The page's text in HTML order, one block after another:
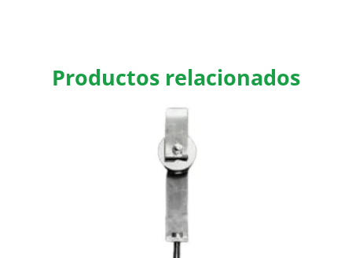
Productos relacionados